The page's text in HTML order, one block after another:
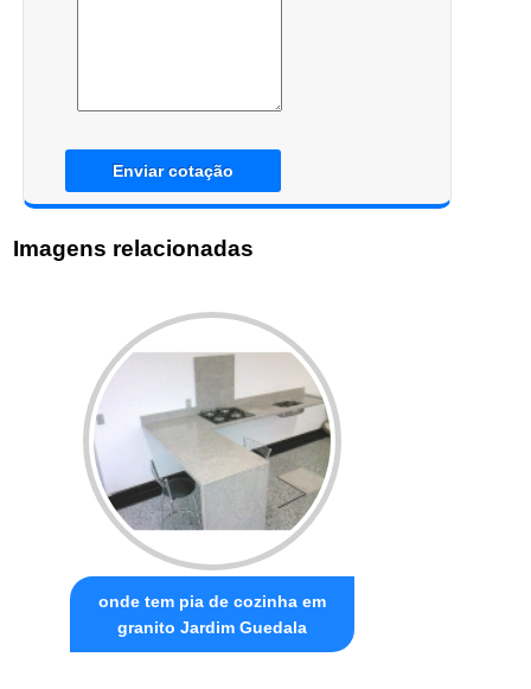
Enviar cotação
Imagens relacionadas
onde tem pia de cozinha em
granito Jardim Guedala